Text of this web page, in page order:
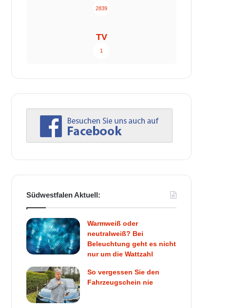
2839
TV
1
Südwestfalen Aktuell:
Warmweiß oder
neutralweiß? Bei
Beleuchtung geht es nicht
nur um die Wattzahl
So vergessen Sie den
Fahrzeugschein nie